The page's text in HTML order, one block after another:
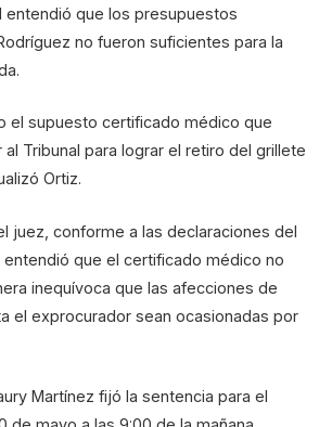
entendió que los presupuestos
no fueron suficientes para la
el supuesto certificado médico que
Tribunal para lograr el retiro del grillete
Ortiz.
juez, conforme a las declaraciones del
entendió que el certificado médico no
inequívoca que las afecciones de
el exprocurador sean ocasionadas por
Martínez fijó la sentencia para el